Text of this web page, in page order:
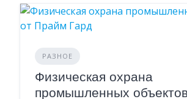
РАЗНОЕ
Физическая охрана
промышленных